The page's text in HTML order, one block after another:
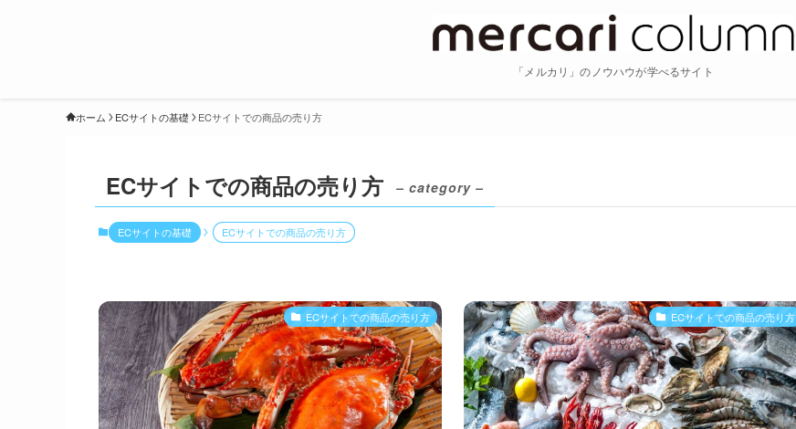
「メルカリ」のノウハウが学べるサイト
ホーム ECサイトの基礎 ECサイトでの商品の売り方
ECサイトでの商品の売り方 – category –
ECサイトの基礎 ECサイトでの商品の売り方
ECサイトでの商品の売り方 ECサイトでの商品の売り方